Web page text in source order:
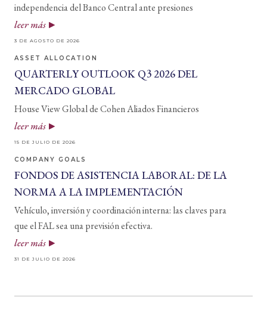
independencia del Banco Central ante presiones
leer más
3 DE AGOSTO DE 2026
ASSET ALLOCATION
QUARTERLY OUTLOOK Q3 2026 DEL
MERCADO GLOBAL
House View Global de Cohen Aliados Financieros
leer más
15 DE JULIO DE 2026
COMPANY GOALS
FONDOS DE ASISTENCIA LABORAL: DE LA
NORMA A LA IMPLEMENTACIÓN
Vehículo, inversión y coordinación interna: las claves para
que el FAL sea una previsión efectiva.
leer más
31 DE JULIO DE 2026